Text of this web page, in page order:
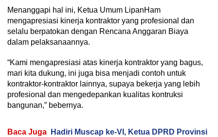
Menanggapi hal ini, Ketua Umum LipanHam
mengapresiasi kinerja kontraktor yang profesional dan
selalu berpatokan dengan Rencana Anggaran Biaya
dalam pelaksanaannya.
“Kami mengapresiasi atas kinerja kontraktor yang bagus,
mari kita dukung, ini juga bisa menjadi contoh untuk
kontraktor-kontraktor lainnya, supaya bekerja yang lebih
profesional dan mengedepankan kualitas kontruksi
bangunan,” bebernya.
Baca Juga
Hadiri Muscap ke-VI, Ketua DPRD Provinsi